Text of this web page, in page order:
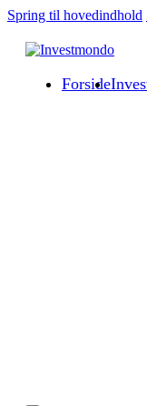
Spring til hovedindhold
Forside